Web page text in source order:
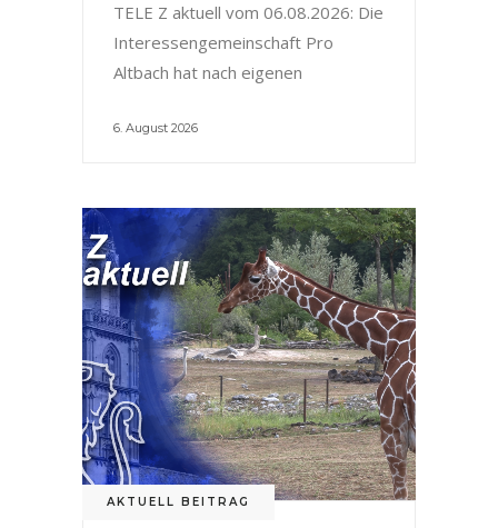
TELE Z aktuell vom 06.08.2026: Die
Interessengemeinschaft Pro
Altbach hat nach eigenen
6. August 2026
AKTUELL BEITRAG